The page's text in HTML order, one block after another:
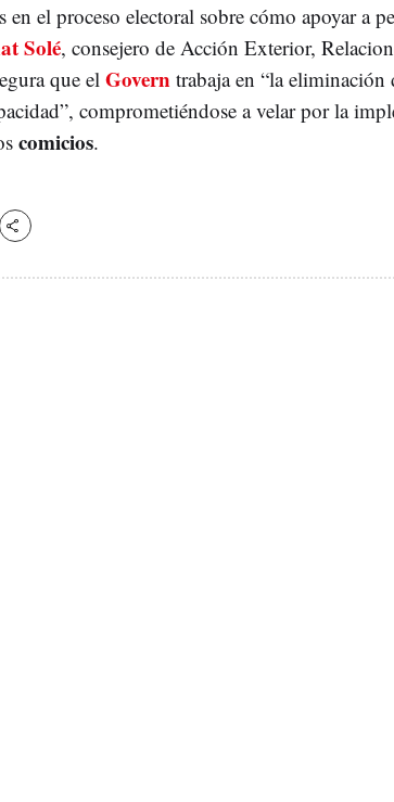
en el proceso electoral sobre cómo apoyar a
Solé, consejero de Acción Exterior,
que el Govern trabaja en “la eliminación
comprometiéndose a velar por la
comicios.